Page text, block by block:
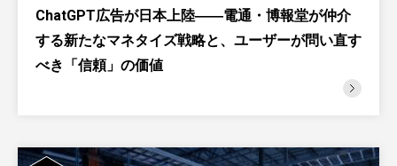
ChatGPT広告が日本上陸――電通・博報堂が仲介
する新たなマネタイズ戦略と、ユーザーが問い直す
べき「信頼」の価値